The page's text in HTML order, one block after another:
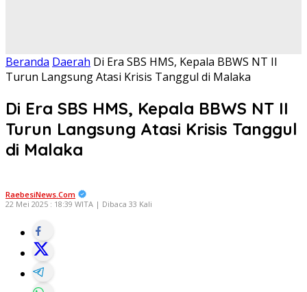
Beranda Daerah Di Era SBS HMS, Kepala BBWS NT II
Turun Langsung Atasi Krisis Tanggul di Malaka
Di Era SBS HMS, Kepala BBWS NT II
Turun Langsung Atasi Krisis Tanggul
di Malaka
RaebesiNews.Com
22 Mei 2025 : 18:39 WITA | Dibaca 33 Kali